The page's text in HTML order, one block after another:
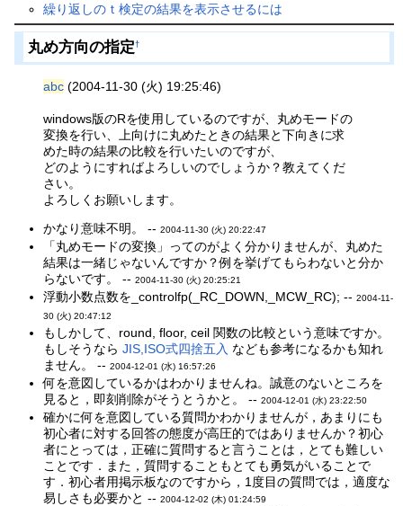
繰り返しのｔ検定の結果を表示させるには
丸め方向の指定†
abc (2004-11-30 (火) 19:25:46)
windows版のRを使用しているのですが、丸めモードの
変換を行い、上向けに丸めたときの結果と下向きに求
めた時の結果の比較を行いたいのですが、
どのようにすればよろしいのでしょうか？教えてくだ
さい。
よろしくお願いします。
かなり意味不明。 --2004-11-30 (火) 20:22:47
「丸めモードの変換」ってのがよく分かりませんが、丸めた
結果は一緒じゃないんですか？例を挙げてもらわないと分か
らないです。 --2004-11-30 (火) 20:25:21
浮動小数点数を_controlfp(_RC_DOWN,_MCW_RC); --2004-11-
30 (火) 20:47:12
もしかして、round, floor, ceil 関数の比較という意味ですか。
もしそうならJIS,ISO式四捨五入 なども参考になるかも知れ
ません。 --2004-12-01 (水) 16:57:26
何を意図しているかはわかりませんね。誠意のないところを
見ると，即刻削除がそうとうかと。 --2004-12-01 (水) 23:22:50
確かに何を意図している質問かわかりませんが，あまりにも
初心者に対する回答の態度が高圧的ではありませんか？初心
者にとっては，正確に質問すると言うことは，とても難しい
ことです．また，質問することもとても勇気がいることで
す．初心者用掲示板なのですから，1度目の質問では，適度な
易しさも必要かと --2004-12-02 (木) 01:24:59